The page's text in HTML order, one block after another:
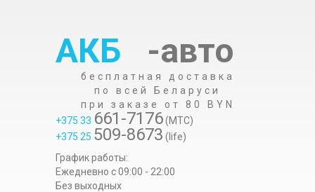
АКБ -авто
бесплатная доставка
по всей Беларуси
при заказе от 80 BYN
+375 33 661-7176(МТС)
+375 25 509-8673 (life)
График работы:
Ежедневно c 09:00 - 22:00
Без выходных